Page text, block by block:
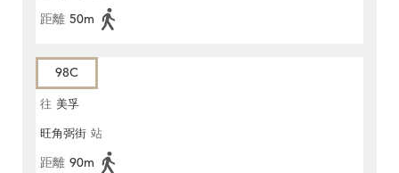
距離 50m
98C
往 美孚
旺角弼街 站
距離 90m